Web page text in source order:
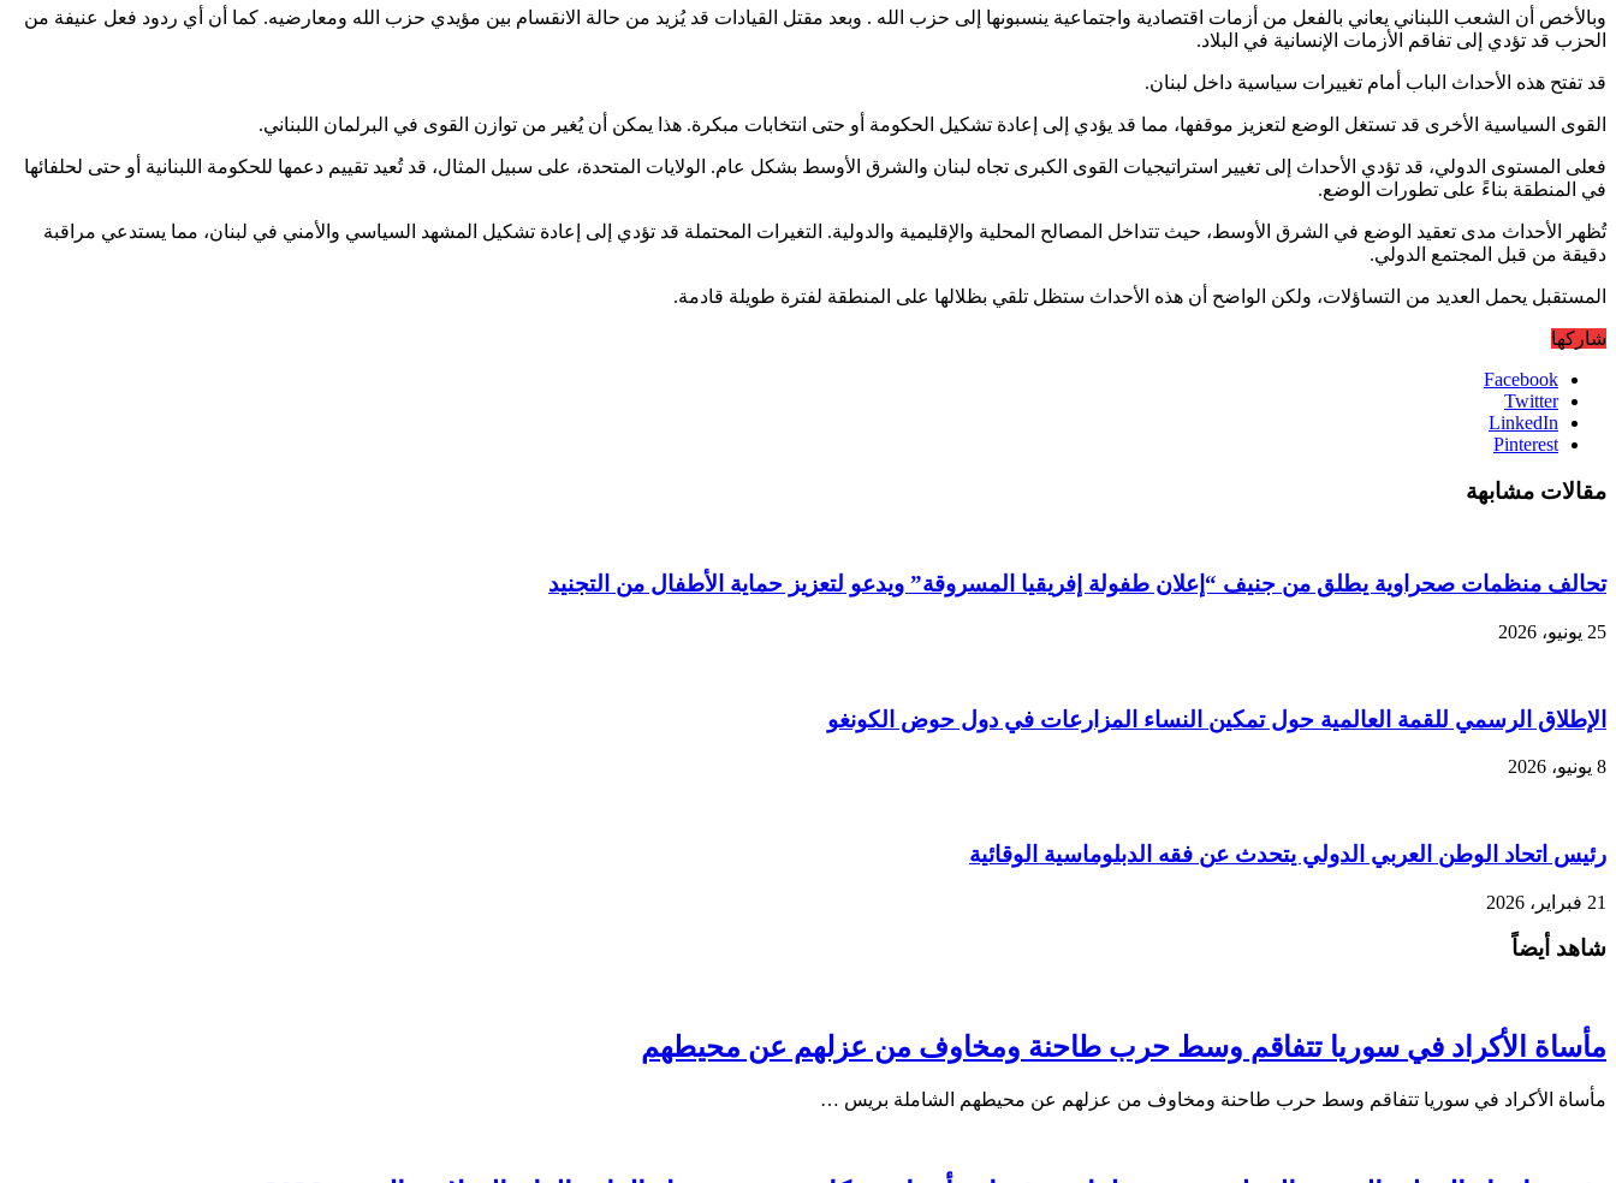
وبالأخص أن الشعب اللبناني يعاني بالفعل من أزمات اقتصادية واجتماعية ينسبونها إلى حزب الله . وبعد مقتل القيادات قد يُزيد من حالة الانقسام بين مؤيدي حزب الله ومعارضيه. كما أن أي ردود فعل عنيفة من
الحزب قد تؤدي إلى تفاقم الأزمات الإنسانية في البلاد.
قد تفتح هذه الأحداث الباب أمام تغييرات سياسية داخل لبنان.
القوى السياسية الأخرى قد تستغل الوضع لتعزيز موقفها، مما قد يؤدي إلى إعادة تشكيل الحكومة أو حتى انتخابات مبكرة. هذا يمكن أن يُغير من توازن القوى في البرلمان اللبناني.
فعلى المستوى الدولي، قد تؤدي الأحداث إلى تغيير استراتيجيات القوى الكبرى تجاه لبنان والشرق الأوسط بشكل عام. الولايات المتحدة، على سبيل المثال، قد تُعيد تقييم دعمها للحكومة اللبنانية أو حتى لحلفائها
في المنطقة بناءً على تطورات الوضع.
تُظهر الأحداث مدى تعقيد الوضع في الشرق الأوسط، حيث تتداخل المصالح المحلية والإقليمية والدولية. التغيرات المحتملة قد تؤدي إلى إعادة تشكيل المشهد السياسي والأمني في لبنان، مما يستدعي مراقبة
دقيقة من قبل المجتمع الدولي.
المستقبل يحمل العديد من التساؤلات، ولكن الواضح أن هذه الأحداث ستظل تلقي بظلالها على المنطقة لفترة طويلة قادمة.
شاركها
Facebook
Twitter
LinkedIn
Pinterest
مقالات مشابهة
تحالف منظمات صحراوية يطلق من جنيف “إعلان طفولة إفريقيا المسروقة” ويدعو لتعزيز حماية الأطفال من التجنيد
25 يونيو، 2026
الإطلاق الرسمي للقمة العالمية حول تمكين النساء المزارعات في دول حوض الكونغو
8 يونيو، 2026
رئيس اتحاد الوطن العربي الدولي يتحدث عن فقه الدبلوماسية الوقائية
21 فبراير، 2026
شاهد أيضاً
مأساة الأكراد في سوريا تتفاقم وسط حرب طاحنة ومخاوف من عزلهم عن محيطهم
مأساة الأكراد في سوريا تتفاقم وسط حرب طاحنة ومخاوف من عزلهم عن محيطهم الشاملة بريس …